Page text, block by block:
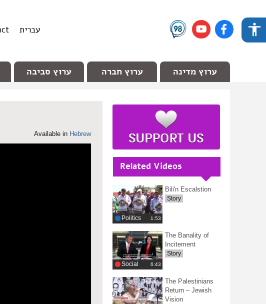
עברית
ערוץ מדינה ערוץ חברה ערוץ סביבה
Available in Hebrew
Related Videos
Politics ‎1:53
Bili'n Escalstion
Story
Social ‎6:43
The Banality of
Incitement
Story
The Palestinians
Return – Jewish
Vision